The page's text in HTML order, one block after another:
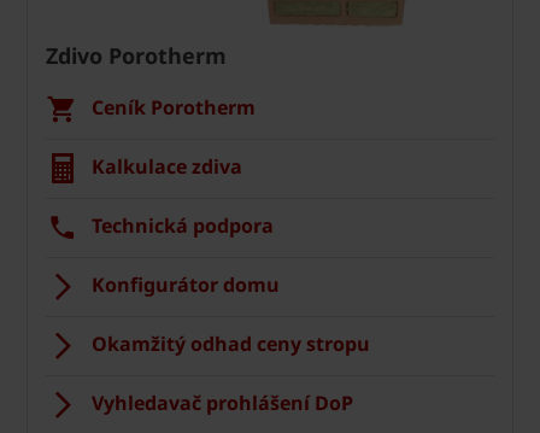
Zdivo Porotherm
Ceník Porotherm
Kalkulace zdiva
Technická podpora
Konfigurátor domu
Okamžitý odhad ceny stropu
Vyhledavač prohlášení DoP